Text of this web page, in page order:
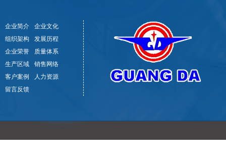
企业简介
企业文化
组织架构
发展历程
企业荣誉
质量体系
生产区域
销售网络
客户案例
人力资源
留言反馈